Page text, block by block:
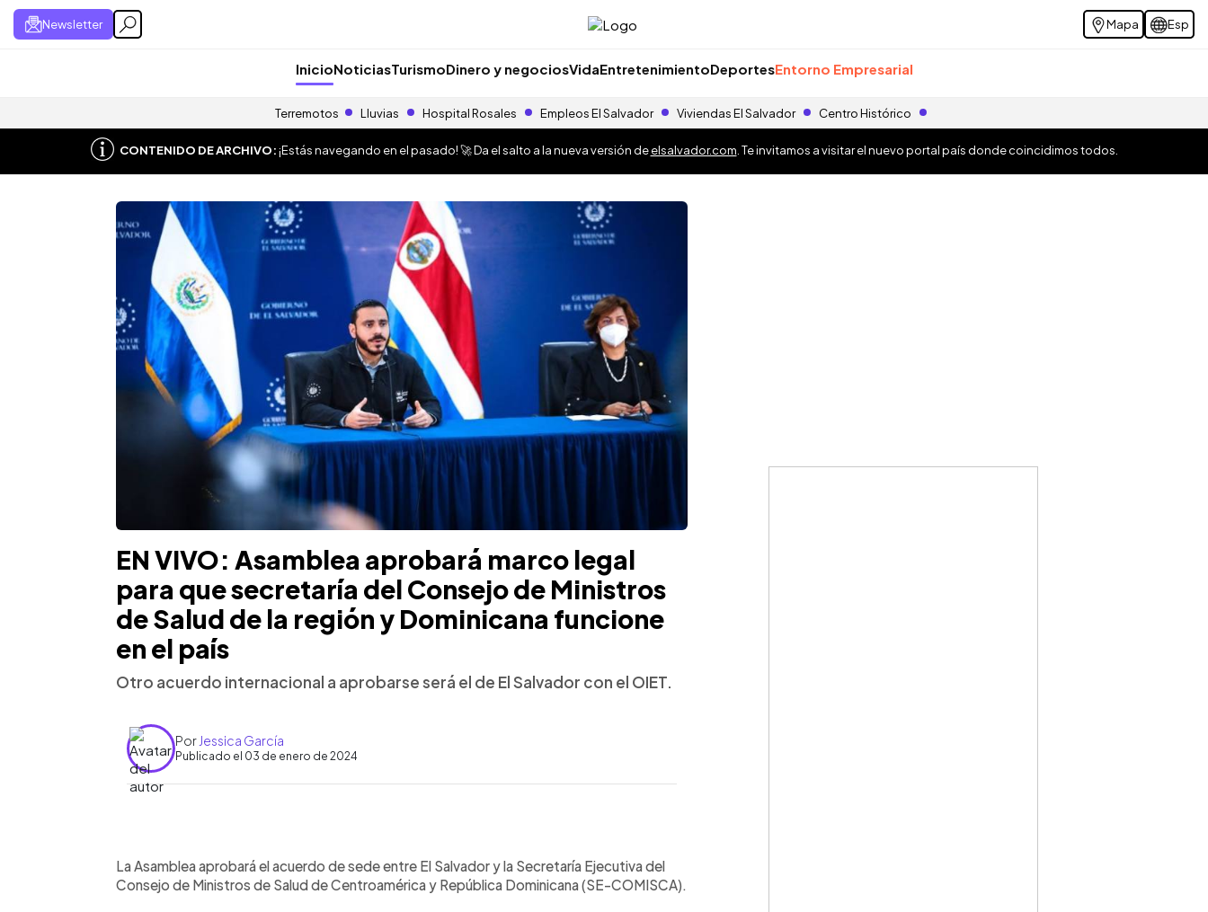
Newsletter Mapa Esp
InicioNoticiasTurismoDinero y negociosVidaEntretenimientoDeportesEntorno Empresarial
Terremotos Lluvias Hospital Rosales Empleos El Salvador Viviendas El Salvador Centro Histórico
CONTENIDO DE ARCHIVO:¡Estás navegando en el pasado! 🚀 Da el salto a la nueva versión deelsalvador.com . Te invitamos a visitar el nuevo portal país donde coincidimos todos.
EN VIVO: Asamblea aprobará marco legal
para que secretaría del Consejo de Ministros
de Salud de la región y Dominicana funcione
en el país
Otro acuerdo internacional a aprobarse será el de El Salvador con el OIET.
Por Jessica García
Publicado el 03 de enero de 2024
► Escuchar artículo
La Asamblea aprobará el acuerdo de sede entre El Salvador y la Secretaría Ejecutiva del
Consejo de Ministros de Salud de Centroamérica y República Dominicana (SE-COMISCA).